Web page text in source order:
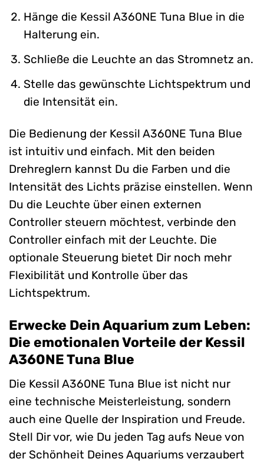
Hänge die Kessil A360NE Tuna Blue in die
Halterung ein.
Schließe die Leuchte an das Stromnetz an.
Stelle das gewünschte Lichtspektrum und
die Intensität ein.
Die Bedienung der Kessil A360NE Tuna Blue
ist intuitiv und einfach. Mit den beiden
Drehreglern kannst Du die Farben und die
Intensität des Lichts präzise einstellen. Wenn
Du die Leuchte über einen externen
Controller steuern möchtest, verbinde den
Controller einfach mit der Leuchte. Die
optionale Steuerung bietet Dir noch mehr
Flexibilität und Kontrolle über das
Lichtspektrum.
Erwecke Dein Aquarium zum Leben:
Die emotionalen Vorteile der Kessil
A360NE Tuna Blue
Die Kessil A360NE Tuna Blue ist nicht nur
eine technische Meisterleistung, sondern
auch eine Quelle der Inspiration und Freude.
Stell Dir vor, wie Du jeden Tag aufs Neue von
der Schönheit Deines Aquariums verzaubert